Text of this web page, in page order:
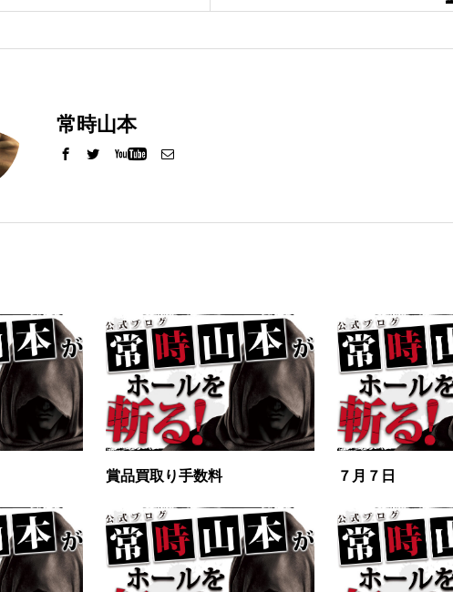
グランドクローズ グランドクローズ
グランドオープン グランドオープン
常時山本
賞品買取り手数料 ７月７日